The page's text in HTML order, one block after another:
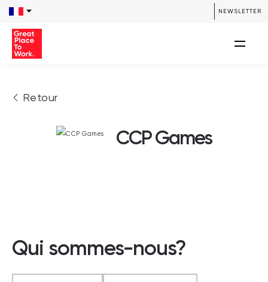
NEWSLETTER
Retour
CCP Games
Qui sommes-nous?